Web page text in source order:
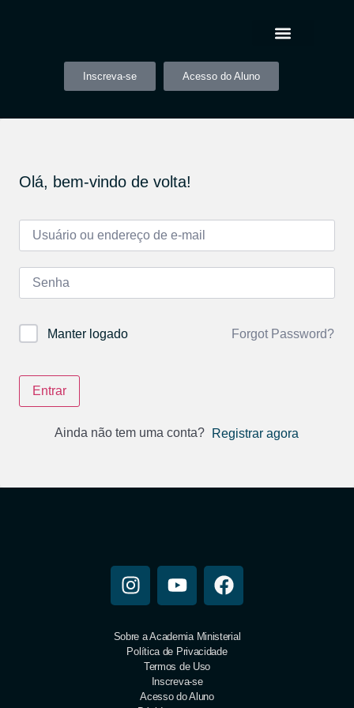
Inscreva-se Acesso do Aluno
Olá, bem-vindo de volta!
Manter logado Forgot Password?
Entrar
Ainda não tem uma conta? Registrar agora
Sobre a Academia Ministerial
Política de Privacidade
Termos de Uso
Inscreva-se
Acesso do Aluno